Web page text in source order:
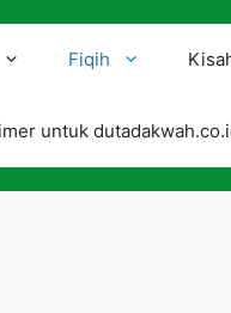
Fiqih
untuk